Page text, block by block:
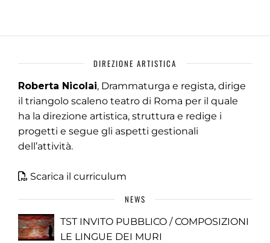
DIREZIONE ARTISTICA
Roberta Nicolai, Drammaturga e regista, dirige
il triangolo scaleno teatro di Roma per il quale
ha la direzione artistica, struttura e redige i
progetti e segue gli aspetti gestionali
dell’attività.
Scarica il curriculum
NEWS
TST INVITO PUBBLICO / COMPOSIZIONI
LE LINGUE DEI MURI